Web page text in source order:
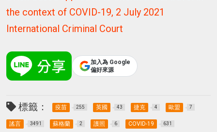
the context of COVID-19, 2 July 2021
International Criminal Court
加入為 Google
偏好來源
標籤： 疫苗 255 英國 43 捷克 4 歐盟 7
謠言 3491 蘇格蘭 2 護照 6 COVID-19 631